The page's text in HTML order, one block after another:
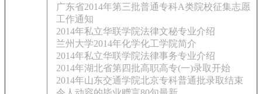
广东省2014年第三批普通专科A类院校征集志愿
工作通知
2014年私立华联学院法律文秘专业介绍
兰州大学2014年化学化工学院简介
2014年私立华联学院法律事务专业介绍
2014年湖北省第四批高职高专(一)录取开始
2014年山东交通学院北京专科普通批录取结束